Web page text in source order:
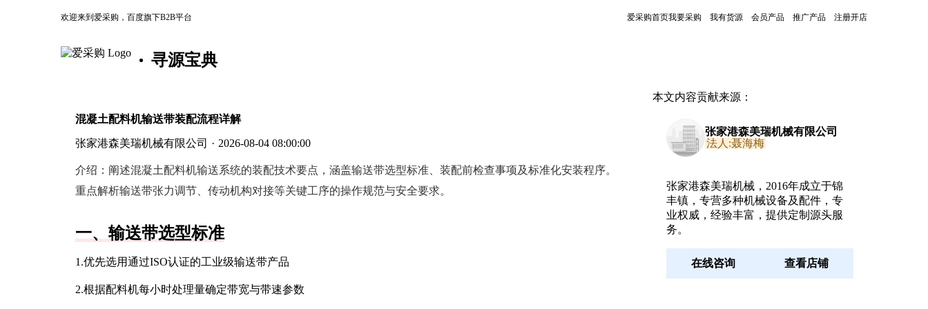
欢迎来到爱采购，百度旗下B2B平台 爱采购首页我要采购 我有货源 会员产品 推广产品 注册开店
寻源宝典
混凝土配料机输送带装配流程详解
张家港森美瑞机械有限公司 · 2026-08-04 08:00:00
介绍： 阐述混凝土配料机输送系统的装配技术要点，涵盖输送带选型标准、装配前检查事项及标准化安装程序。
重点解析输送带张力调节、传动机构对接等关键工序的操作规范与安全要求。
一、输送带选型标准
1.优先选用通过ISO认证的工业级输送带产品
2.根据配料机每小时处理量确定带宽与带速参数
本文内容贡献来源：
张家港森美瑞机械有限公司
法人:聂海梅
张家港森美瑞机械，2016年成立于锦
丰镇，专营多种机械设备及配件，专
业权威，经验丰富，提供定制源头服
务。
在线咨询 查看店铺